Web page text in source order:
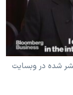
شده در وبسایت